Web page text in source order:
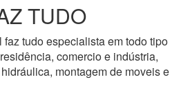
TUDO
faz tudo especialista em todo tipo
comercio e indústria,
montagem de moveis e